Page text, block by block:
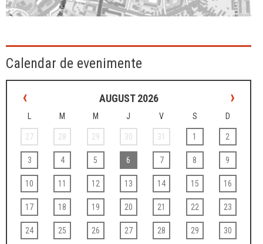
Calendar de evenimente
‹ AUGUST 2026 ›
L M M J V S D
27 28 29 30 31 1 2
3 4 5 6 7 8 9
10 11 12 13 14 15 16
17 18 19 20 21 22 23
24 25 26 27 28 29 30